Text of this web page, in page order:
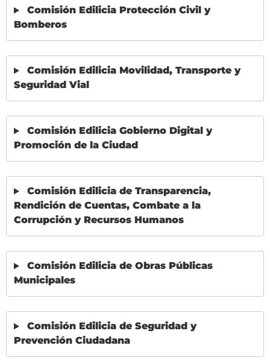
Comisión Edilicia Protección Civil y
Bomberos
Comisión Edilicia Movilidad, Transporte y
Seguridad Vial
Comisión Edilicia Gobierno Digital y
Promoción de la Ciudad
Comisión Edilicia de Transparencia,
Rendición de Cuentas, Combate a la
Corrupción y Recursos Humanos
Comisión Edilicia de Obras Públicas
Municipales
Comisión Edilicia de Seguridad y
Prevención Ciudadana